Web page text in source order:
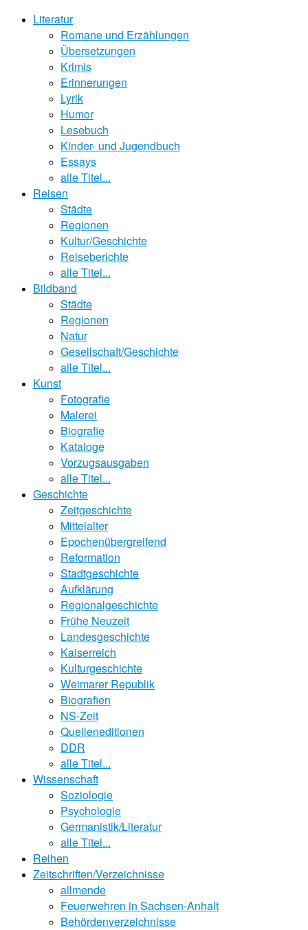
Literatur
Romane und Erzählungen
Übersetzungen
Krimis
Erinnerungen
Lyrik
Humor
Lesebuch
Kinder- und Jugendbuch
Essays
alle Titel...
Reisen
Städte
Regionen
Kultur/Geschichte
Reiseberichte
alle Titel...
Bildband
Städte
Regionen
Natur
Gesellschaft/Geschichte
alle Titel...
Kunst
Fotografie
Malerei
Biografie
Kataloge
Vorzugsausgaben
alle Titel...
Geschichte
Zeitgeschichte
Mittelalter
Epochenübergreifend
Reformation
Stadtgeschichte
Aufklärung
Regionalgeschichte
Frühe Neuzeit
Landesgeschichte
Kaiserreich
Kulturgeschichte
Weimarer Republik
Biografien
NS-Zeit
Quelleneditionen
DDR
alle Titel...
Wissenschaft
Soziologie
Psychologie
Germanistik/Literatur
alle Titel...
Reihen
Zeitschriften/Verzeichnisse
allmende
Feuerwehren in Sachsen-Anhalt
Behördenverzeichnisse